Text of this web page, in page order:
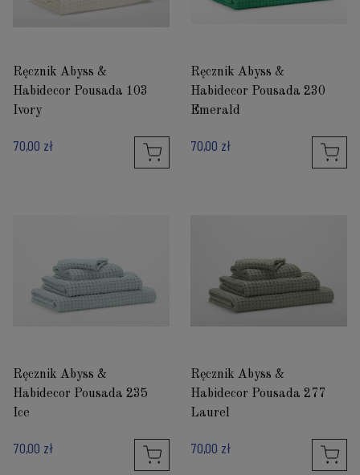
Ręcznik Abyss &
Habidecor Pousada 103
Ivory
70,00 zł
Ręcznik Abyss &
Habidecor Pousada 230
Emerald
70,00 zł
Ręcznik Abyss &
Habidecor Pousada 235
Ice
70,00 zł
Ręcznik Abyss &
Habidecor Pousada 277
Laurel
70,00 zł